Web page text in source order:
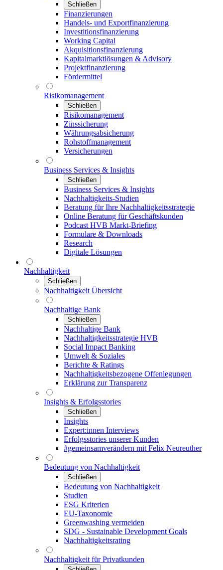
Schließen
Finanzierungen
Handels- und Exportfinanzierung
Investitionsfinanzierung
Working Capital
Akquisitionsfinanzierung
Kapitalmarktlösungen & Advisory
Projektfinanzierung
Fördermittel
Risikomanagement
Schließen
Risikomanagement
Zinssicherung
Währungsabsicherung
Rohstoffmanagement
Versicherungen
Business Services & Insights
Schließen
Business Services & Insights
Nachhaltigkeits-Studien
Beratung für Ihre Nachhaltigkeitsstrategie
Online Beratung für Geschäftskunden
Podcast HVB Markt-Briefing
Formulare & Downloads
Research
Digitale Lösungen
Nachhaltigkeit
Schließen
Nachhaltigkeit Übersicht
Nachhaltige Bank
Schließen
Nachhaltige Bank
Nachhaltigkeitsstrategie HVB
Social Impact Banking
Umwelt & Soziales
Berichte & Ratings
Nachhaltigkeitsbezogene Offenlegungen
Erklärung zur Transparenz
Insights & Erfolgsstories
Schließen
Insights
Expert:innen Interviews
Erfolgsstories unserer Kunden
#gemeinsamverändern mit Felix Neureuther
Bedeutung von Nachhaltigkeit
Schließen
Bedeutung von Nachhaltigkeit
Studien
ESG Kriterien
EU-Taxonomie
Greenwashing vermeiden
SDG - Sustainable Development Goals
Nachhaltigkeitsrating
Nachhaltigkeit für Privatkunden